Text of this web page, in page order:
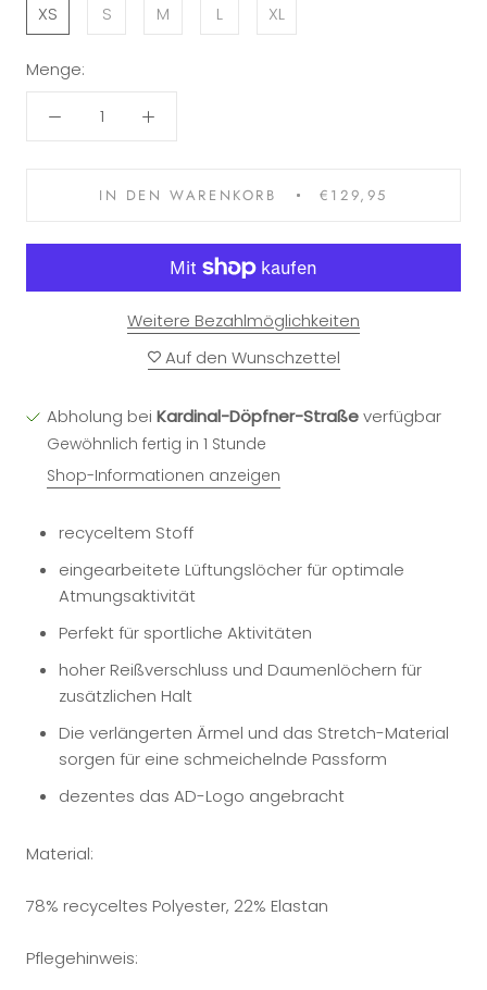
XS
S M L XL
Menge:
IN DEN WARENKORB €129,95
Weitere Bezahlmöglichkeiten
Auf den Wunschzettel
Abholung bei Kardinal-Döpfner-Straßeverfügbar
Gewöhnlich fertig in 1 Stunde
Shop-Informationen anzeigen
recyceltem Stoff
eingearbeitete Lüftungslöcher für optimale
Atmungsaktivität
Perfekt für sportliche Aktivitäten
hoher Reißverschluss und Daumenlöchern für
zusätzlichen Halt
Die verlängerten Ärmel und das Stretch-Material
sorgen für eine schmeichelnde Passform
dezentes das AD-Logo angebracht
Material:
78% recyceltes Polyester, 22% Elastan
Pflegehinweis: